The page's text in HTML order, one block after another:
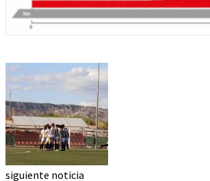
siguiente noticia